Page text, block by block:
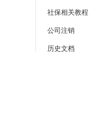
社保相关教程
公司注销
历史文档